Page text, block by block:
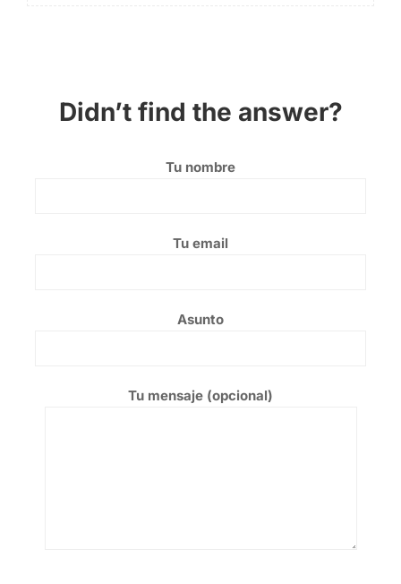
Didn’t find the answer?
Tu nombre
Tu email
Asunto
Tu mensaje (opcional)